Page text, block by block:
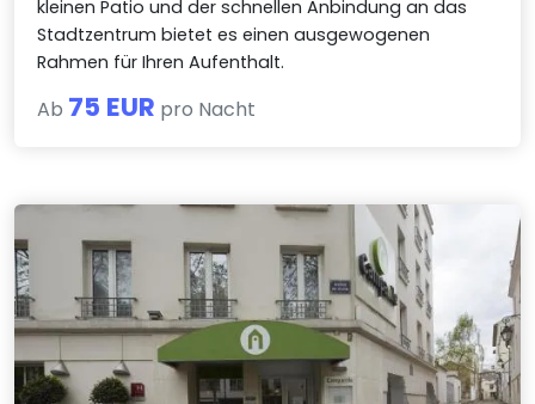
kleinen Patio und der schnellen Anbindung an das
Stadtzentrum bietet es einen ausgewogenen
Rahmen für Ihren Aufenthalt.
Ab 75 EUR pro Nacht